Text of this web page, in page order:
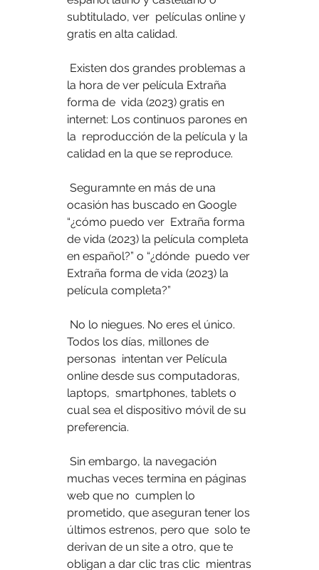
subtitulado, ver  películas online y
gratis en alta calidad.
la hora de ver película Extraña
forma de  vida (2023) gratis en
internet: Los continuos parones en
la  reproducción de la película y la
calidad en la que se reproduce.
ocasión has buscado en Google
“¿cómo puedo ver  Extraña forma
de vida (2023) la película completa
en español?” o “¿dónde  puedo ver
Extraña forma de vida (2023) la
película completa?”
Todos los días, millones de
personas  intentan ver Película
online desde sus computadoras,
laptops,  smartphones, tablets o
cual sea el dispositivo móvil de su
preferencia.
muchas veces termina en páginas
web que no  cumplen lo
prometido, que aseguran tener los
últimos estrenos, pero que  solo te
derivan de un site a otro, que te
obligan a dar clic tras clic  mientras